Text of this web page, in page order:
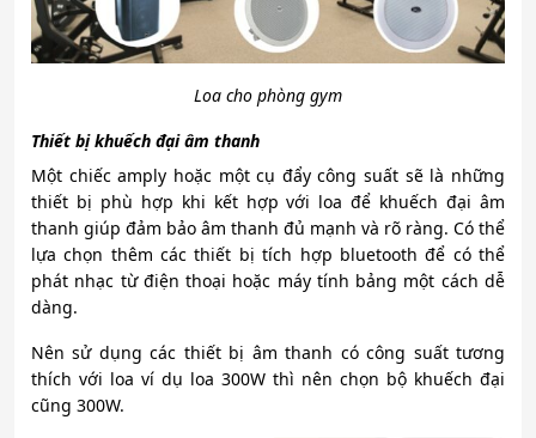
Loa cho phòng gym
Thiết bị khuếch đại âm thanh
Một chiếc amply hoặc một cụ đẩy công suất sẽ là những
thiết bị phù hợp khi kết hợp với loa để khuếch đại âm
thanh giúp đảm bảo âm thanh đủ mạnh và rõ ràng. Có thể
lựa chọn thêm các thiết bị tích hợp bluetooth để có thể
phát nhạc từ điện thoại hoặc máy tính bảng một cách dễ
dàng.
Nên sử dụng các thiết bị âm thanh có công suất tương
thích với loa ví dụ loa 300W thì nên chọn bộ khuếch đại
cũng 300W.